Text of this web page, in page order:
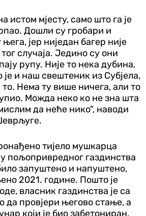
истом мјесту, само што га је
Дошли су гробари и
јер ниједан багер није
случаја. Једино су они
рупу. Није то нека дубина,
и наш свештеник из Субјела,
Нема ту више ничега, али то
Можда неко ко не зна шта
да неће нико", наводи
тијело мушкарца
пољопривредног газдинства
запуштено и напуштено,
2021. године. Пошто је
власник газдинства је са
да провјери његово стање, а
који је био забетониран.